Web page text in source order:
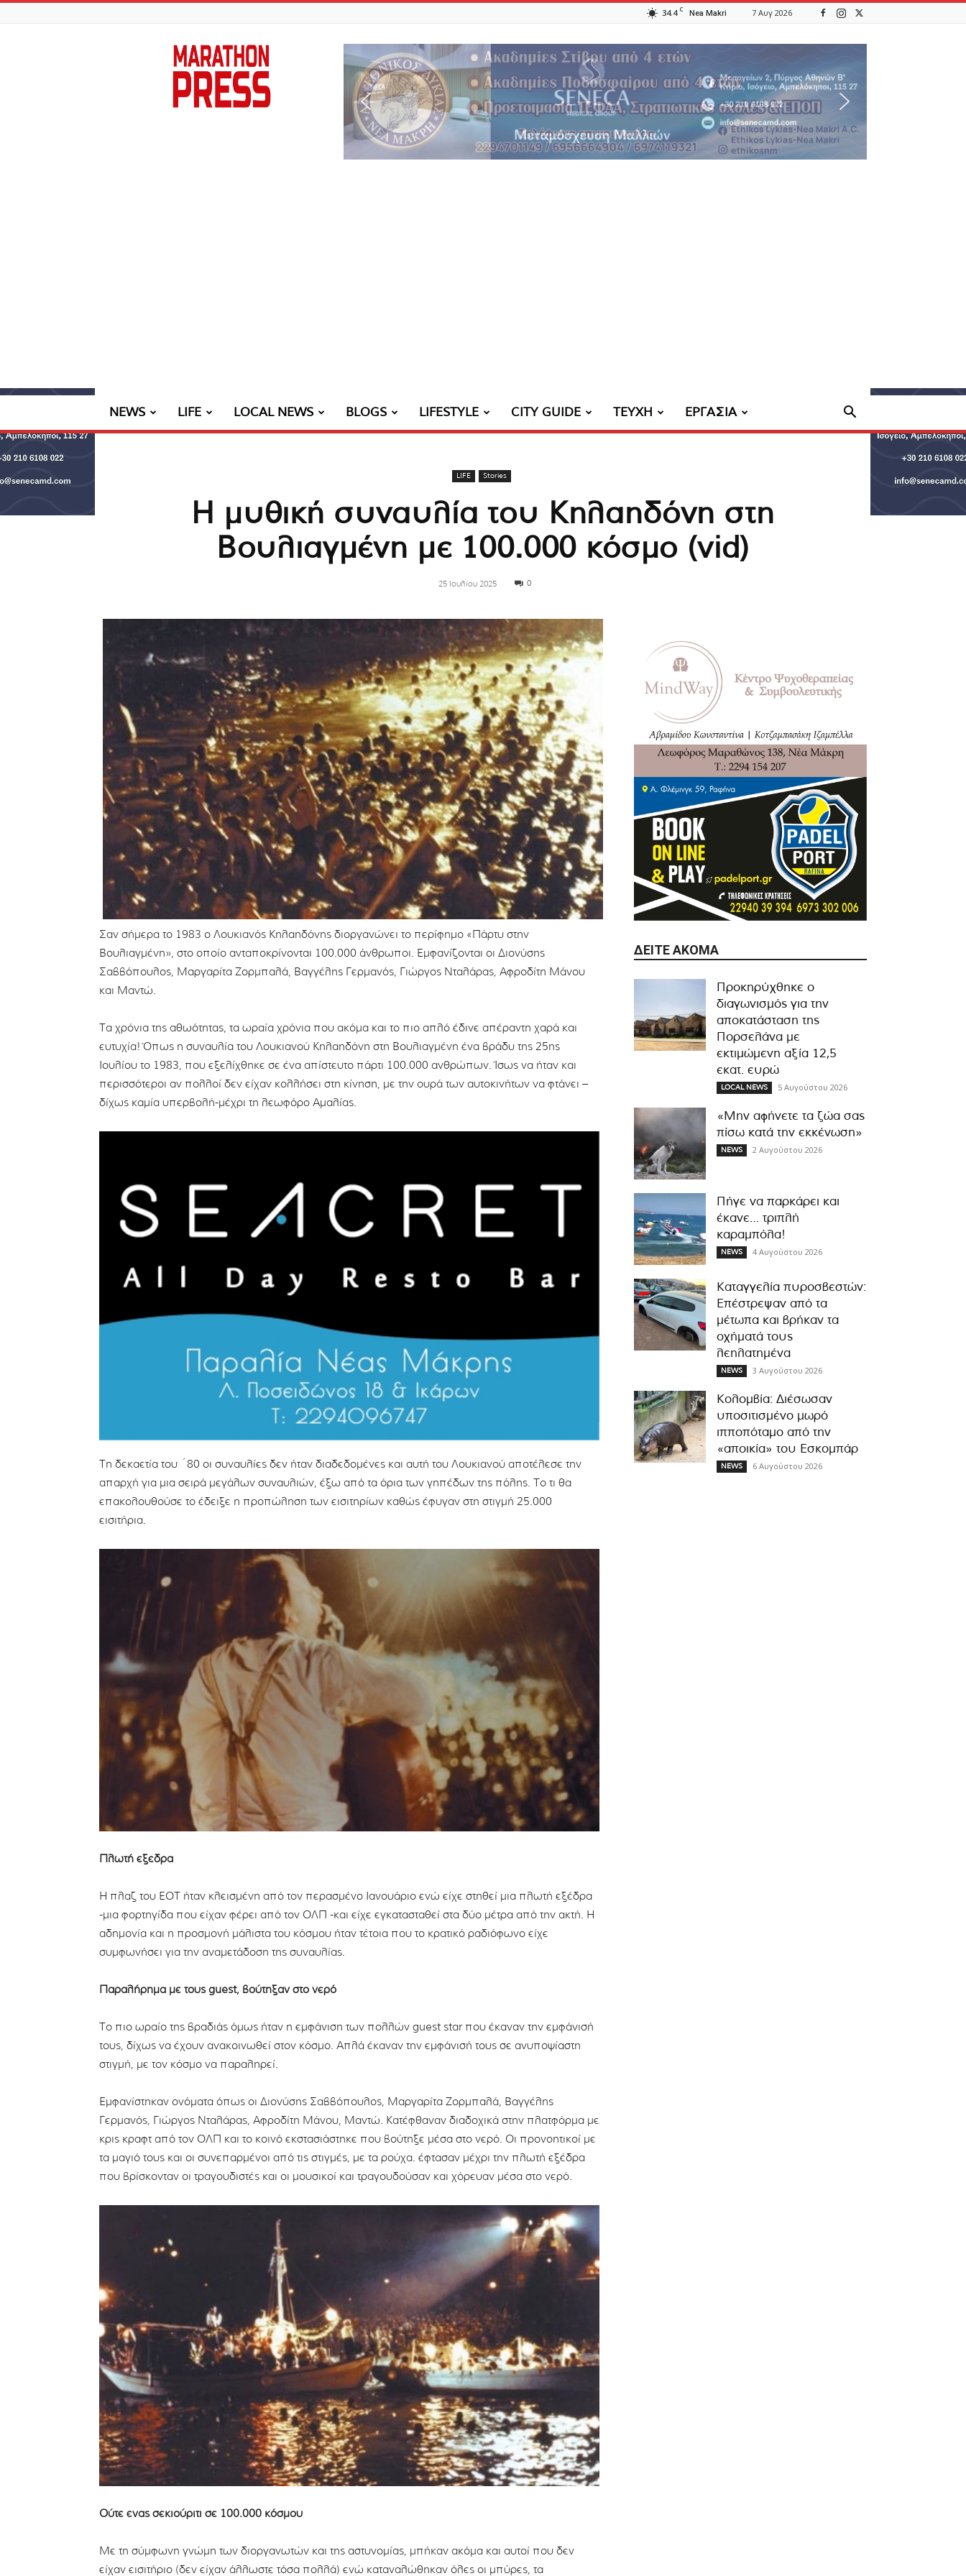
34.4 C Nea Makri 7 Αυγ 2026
Marathon
Press
NEWS LIFE LOCAL NEWS BLOGS LIFESTYLE CITY GUIDE ΤΕΥΧΗ ΕΡΓΑΣΙΑ
LIFE Stories
Η μυθική συναυλία του Κηλαηδόνη στη
Βουλιαγμένη με 100.000 κόσμο (vid)
25 Ιουλίου 2025 0
Σαν σήμερα το 1983 ο Λουκιανός Κηλαηδόνης διοργανώνει το περίφημο «Πάρτυ στην
Βουλιαγμένη», στο οποίο ανταποκρίνονται 100.000 άνθρωποι. Εμφανίζονται οι Διονύσης
Σαββόπουλος, Μαργαρίτα Ζορμπαλά, Βαγγέλης Γερμανός, Γιώργος Νταλάρας, Αφροδίτη Μάνου
και Μαντώ.
Τα χρόνια της αθωότητας, τα ωραία χρόνια που ακόμα και το πιο απλό έδινε απέραντη χαρά και
ευτυχία! Όπως η συναυλία του Λουκιανού Κηλαηδόνη στη Βουλιαγμένη ένα βράδυ της 25ης
Ιουλίου το 1983, που εξελίχθηκε σε ένα απίστευτο πάρτι 100.000 ανθρώπων. Ίσως να ήταν και
περισσότεροι αν πολλοί δεν είχαν κολλήσει στη κίνηση, με την ουρά των αυτοκινήτων να φτάνει –
δίχως καμία υπερβολή-μέχρι τη λεωφόρο Αμαλίας.
Τη δεκαετία του ΄80 οι συναυλίες δεν ήταν διαδεδομένες και αυτή του Λουκιανού αποτέλεσε την
απαρχή για μια σειρά μεγάλων συναυλιών, έξω από τα όρια των γηπέδων της πόλης. Το τι θα
επακολουθούσε το έδειξε η προπώληση των εισιτηρίων καθώς έφυγαν στη στιγμή 25.000
εισιτήρια.
Πλωτή εξέδρα
Η πλαζ του ΕΟΤ ήταν κλεισμένη από τον περασμένο Ιανουάριο ενώ είχε στηθεί μια πλωτή εξέδρα
-μια φορτηγίδα που είχαν φέρει από τον ΟΛΠ -και είχε εγκατασταθεί στα δύο μέτρα από την ακτή. Η
αδημονία και η προσμονή μάλιστα του κόσμου ήταν τέτοια που το κρατικό ραδιόφωνο είχε
συμφωνήσει για την αναμετάδοση της συναυλίας.
Παραλήρημα με τους guest, βούτηξαν στο νερό
Το πιο ωραίο της βραδιάς όμως ήταν η εμφάνιση των πολλών guest star που έκαναν την εμφάνισή
τους, δίχως να έχουν ανακοινωθεί στον κόσμο. Απλά έκαναν την εμφάνισή τους σε ανυποψίαστη
στιγμή, με τον κόσμο να παραληρεί.
Εμφανίστηκαν ονόματα όπως οι Διονύσης Σαββόπουλος, Μαργαρίτα Ζορμπαλά, Βαγγέλης
Γερμανός, Γιώργος Νταλάρας, Αφροδίτη Μάνου, Μαντώ. Κατέφθαναν διαδοχικά στην πλατφόρμα με
κρις κραφτ από τον ΟΛΠ και το κοινό εκστασιάστηκε που βούτηξε μέσα στο νερό. Οι προνοητικοί με
τα μαγιό τους και οι συνεπαρμένοι από τις στιγμές, με τα ρούχα. έφτασαν μέχρι την πλωτή εξέδρα
που βρίσκονταν οι τραγουδιστές και οι μουσικοί και τραγουδούσαν και χόρευαν μέσα στο νερό.
Ούτε ένας σεκιούριτι σε 100.000 κόσμου
Με τη σύμφωνη γνώμη των διοργανωτών και της αστυνομίας, μπήκαν ακόμα και αυτοί που δεν
είχαν εισιτήριο (δεν είχαν άλλωστε τόσα πολλά) ενώ καταναλώθηκαν όλες οι μπύρες, τα
ΔΕΊΤΕ ΑΚΌΜΑ
Προκηρύχθηκε ο
διαγωνισμός για την
αποκατάσταση της
Πορσελάνα με
εκτιμώμενη αξία 12,5
εκατ. ευρώ
LOCAL NEWS 5 Αυγούστου 2026
«Μην αφήνετε τα ζώα σας
πίσω κατά την εκκένωση»
NEWS 2 Αυγούστου 2026
Πήγε να παρκάρει και
έκανε… τριπλή
καραμπόλα!
NEWS 4 Αυγούστου 2026
Καταγγελία πυροσβεστών:
Επέστρεψαν από τα
μέτωπα και βρήκαν τα
οχήματά τους
λεηλατημένα
NEWS 3 Αυγούστου 2026
Κολομβία: Διέσωσαν
υποσιτισμένο μωρό
ιπποπόταμο από την
«αποικία» του Εσκομπάρ
NEWS 6 Αυγούστου 2026